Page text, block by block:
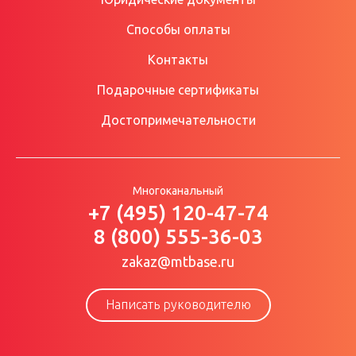
Способы оплаты
Контакты
Подарочные сертификаты
Достопримечательности
Многоканальный
+7 (495) 120-47-74
8 (800) 555-36-03
zakaz@mtbase.ru
Написать руководителю